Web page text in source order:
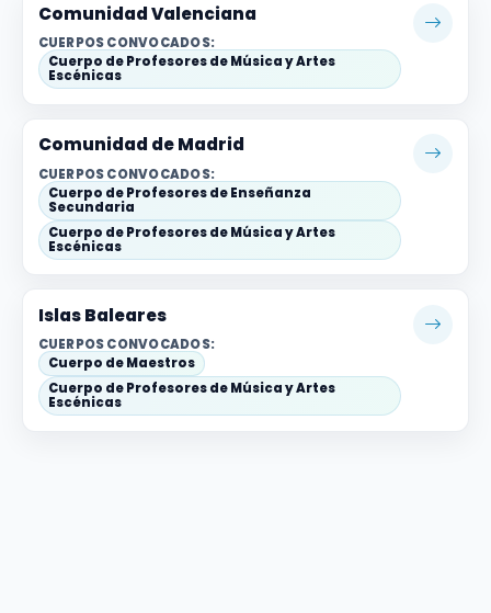
Comunidad Valenciana
CUERPOS CONVOCADOS:
Cuerpo de Profesores de Música y Artes
Escénicas
Comunidad de Madrid
CUERPOS CONVOCADOS:
Cuerpo de Profesores de Enseñanza
Secundaria
Cuerpo de Profesores de Música y Artes
Escénicas
Islas Baleares
CUERPOS CONVOCADOS:
Cuerpo de Maestros
Cuerpo de Profesores de Música y Artes
Escénicas